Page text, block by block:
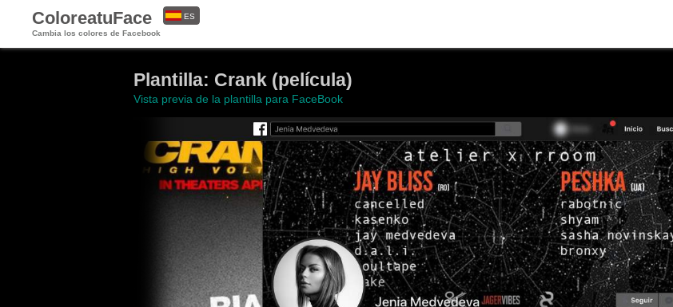
ColoreatuFace
Cambia los colores de Facebook
ES
Plantilla: Crank (película)
Vista previa de la plantilla para FaceBook